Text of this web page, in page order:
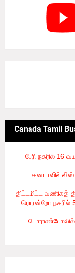
Canada Tamil
பேரி நகரில் 16
கனடாவில்
திட்டமிட்ட வணிகத்
ரொரன்றோ நகரில்
டொராண்டோவில்